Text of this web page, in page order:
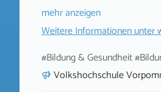
mehr anzeigen
Weitere Informationen unter
#Bildung & Gesundheit
Volkshochschule